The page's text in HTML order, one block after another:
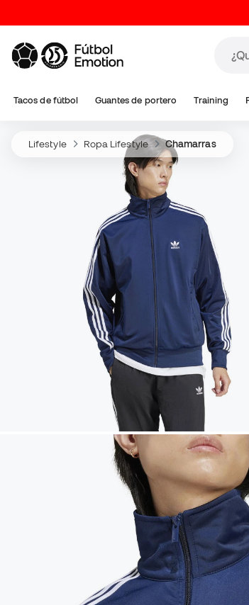
Tacos de fútbol Guantes de portero Training
Lifestyle Ropa Lifestyle Chamarras